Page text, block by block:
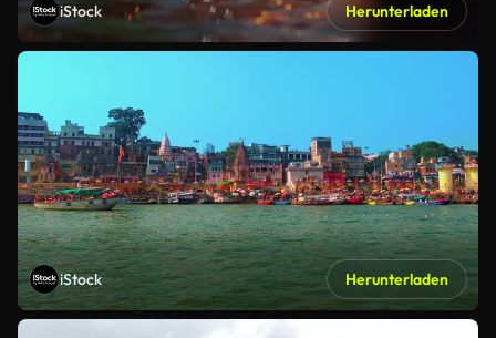
iStock Herunterladen
iStock Herunterladen